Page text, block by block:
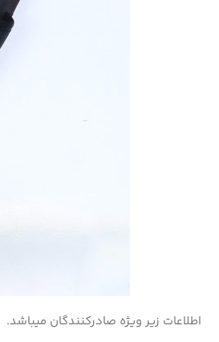
اطلاعات زیر ویژه صادرکنندگان میباشد.